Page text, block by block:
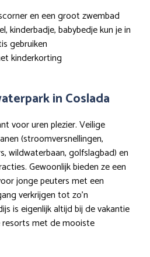
en een groot zwembad
kinderbadje, babybedje kun je in
gebruiken
kinderkorting
in Coslada
voor uren plezier. Veilige
(stroomversnellingen,
wildwaterbaan, golfslagbad) en
Gewoonlijk bieden ze een
jonge peuters met een
verkrijgen tot zo’n
is eigenlijk altijd bij de vakantie
resorts met de mooiste